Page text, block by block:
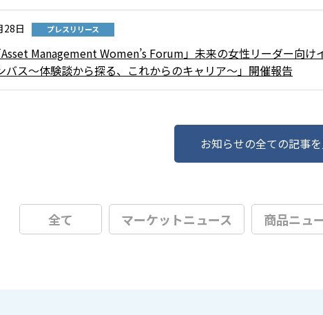
28日 プレスリリース
Management Women’s Forum」未来の女性リーダー向け
バス～体験談から探る、これからのキャリア～」開催報告
お知らせの全ての記事
全て マーケットニュース 商品ニュ